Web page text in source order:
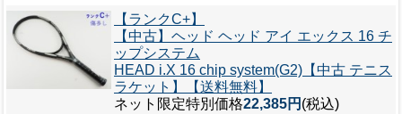
【ランクC+】
【中古】ヘッド ヘッド アイ エックス 16 チ
ップシステム
HEAD i.X 16 chip system(G2)【中古 テニス
ラケット】【送料無料】
ネット限定特別価格22,385円 (税込)